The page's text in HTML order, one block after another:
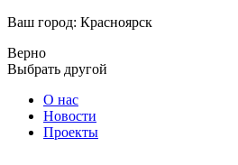
Ваш город: Красноярск
Верно
Выбрать другой
О нас
Новости
Проекты